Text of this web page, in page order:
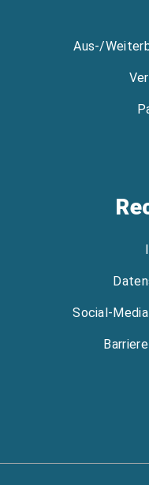
Aus-/
Social-